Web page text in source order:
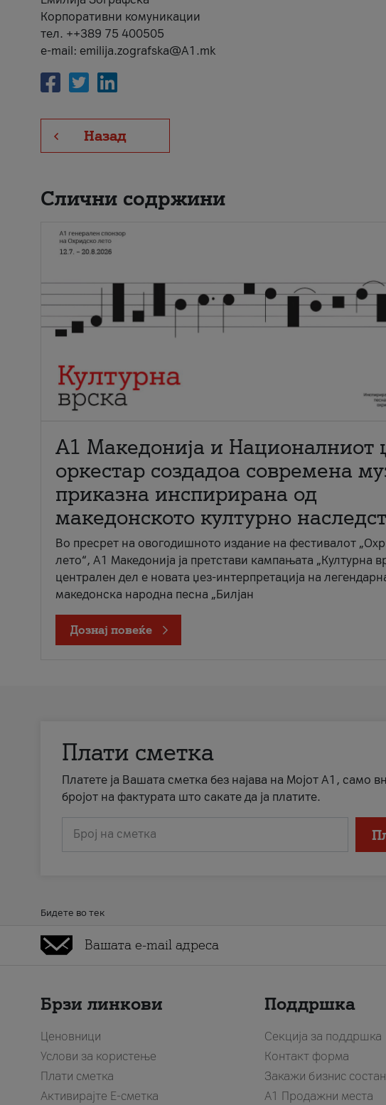
Корпоративни комуникации
тел. ++389 75 400505
e-mail: emilija.zografska@A1.mk
Назад
Слични содржини
А1 Македонија и Националниот
оркестар создадоа современа
приказна инспирирана од
македонското културно
Во пресрет на овогодишното издание на фестивалот
лето“, А1 Македонија ја претстави кампањата „Културна
централен дел е новата џез-интерпретација на
македонска народна песна „Билјан
Дознај повеќе
Плати сметка
Платете ја Вашата сметка без најава на Мојот А1, само
бројот на фактурата што сакате да ја платите.
Број на сметка
Бидете во тек
Брзи линкови
Ценовници
Услови за користење
Плати сметка
Активирајте Е-сметка
Поддршка
Секција за поддршка
Контакт форма
Закажи бизнис
A1 Продажни места